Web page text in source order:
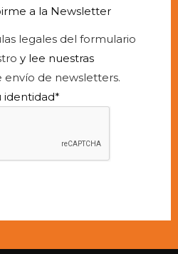
a la Newsletter
legales del formulario
y lee nuestras
envío de newsletters.
identidad*